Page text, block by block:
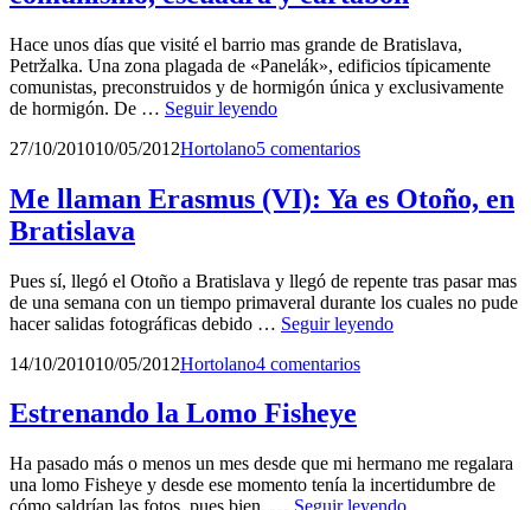
Hace unos días que visité el barrio mas grande de Bratislava,
Petržalka. Una zona plagada de «Panelák», edificios típicamente
comunistas, preconstruidos y de hormigón única y exclusivamente
de hormigón. De … Seguir leyendoMe
Erasmus
Petržalka,
comunismo,
cartabón
Publicado
27/10/201010/05/2012por
Hortolano5 comentarios
Me llaman Erasmus (VI): Ya es Otoño, en
Bratislava
Pues sí, llegó el Otoño a Bratislava y llegó de repente tras pasar mas
de una semana con un tiempo primaveral durante los cuales no pude
hacer salidas fotográficas debido … Seguir leyendoMe
en
Bratislava
Publicado
14/10/201010/05/2012por
Hortolano4 comentarios
Estrenando la Lomo Fisheye
Ha pasado más o menos un mes desde que mi hermano me regalara
una lomo Fisheye y desde ese momento tenía la incertidumbre de
Estrenando